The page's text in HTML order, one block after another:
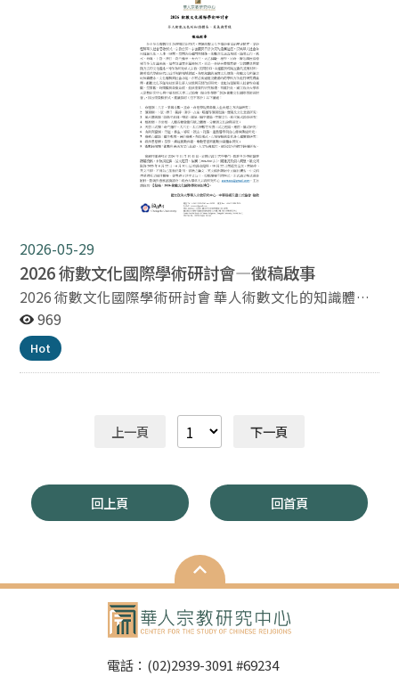
一代研究者，研究的質量與成果蜚然，具有創發性意義。
其以道教文學為基，從先秦楚辭、兩漢墓葬圖像、六朝道
經與詩歌，以至明清戲劇與小說，嘗試建構一「道教文學
史」。並在相關研究中發展了「常與非常」的理論，以此
詮釋漢文化的諸般現象，更由此延伸至臺灣的民俗節慶和
宗教科儀調查。而在相關的調查裡，除了擅長的道教醮儀
外，還涵括了王府的儒家儀式以及村落的里社結構、民藝
陣頭等，全幅地描繪了宗教祭典的全景，在相關研究上具
有標誌性的意義。其後從臺灣的調查經驗延伸至海外華人
宗教，探討跨區域、跨種族華人宗教文化的共同特徵，以
及因應當地需求所發展出的在地化宗教特色。近年更整理
抄本、圖像等研究接軌、相互對話，深受國際學界肯定。
*中央研究院院士名單新聞稿：
https://www.sinica.edu.tw/ch/news/7238
發表會由華人宗教研究中心「當代中國道教口述歷史
（1949-present）」研究計畫經費資助，並由該計畫成員
及宗教所教師擔任討論人。通過以上活動形式，對於研究
生寫作、發表、討論及答辯能力之提昇成效顯著，有助於
順利完成學位論文及開展創新研究。2019-2025年延續該
傳統並定名為「政大宗教研究生論壇」，由宗教研究所、
華人宗教研究中心、華人文化主體性研究中心/華人文化
元宇宙研究中心聯合主辦，採公開徵稿形式擴大舉辦。來
稿涵蓋國內外宗教研究相關領域，包括歐美、東亞、中港
澳及台灣等地，國際交流成果豐碩。有鑒於此，本年度延
續舉辦第十一屆「2026政大宗教研究生論壇」，歡迎關
活動議程 報名表單
2026-05-29
2026 術數文化國際學術研討會—徵稿啟事
2026 術數文化國際學術研討會 華人術數文化的知識體
系、意義與實踐 徵稿啟事 在全球化與數位化快速發展的
時代，傳統術數文化不僅是重要的歷史遺產，更是理解華
人社會思維模式、宗教信仰、宇宙觀與日常決策的重要途
徑，反映華人社會如何理解天地、人事、時間、空間與命
理、卜卦、擇日、奇門遁甲、大六壬、太乙神數、相學、
星命、曆法與民俗療癒等多元知識系統。這些知識並非單
純技法，而是一套結合象徵思維、宗教觀念與實踐方法的
境互動的重要材料。隨著當代學術研究日益重視跨領域對
話、在地知識與民間文化傳統，術數文化所蘊含的知識體
方法進行研究與詮釋。術數文化不僅有助於深化華人宗教
與民間信仰研究，也能為理解華人社會的命運觀、空間
觀、時間觀與象徵系統，提供重要的研究基礎。有鑑於
此，國立政治大學華人宗教研究中心與中華易經天書三式
協會，擬合作舉辦「2026 術數文化國際學術研討會」，
理類：八字、紫微斗數、星命、命理學說與象徵人生命運
969
Hot
上一頁 下一頁
回上頁 回首頁
電話：(02)2939-3091 #69234